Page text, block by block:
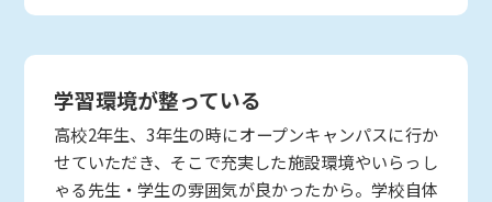
学習環境が整っている
高校2年生、3年生の時にオープンキャンパスに行か
せていただき、そこで充実した施設環境やいらっし
ゃる先生・学生の雰囲気が良かったから。学校自体